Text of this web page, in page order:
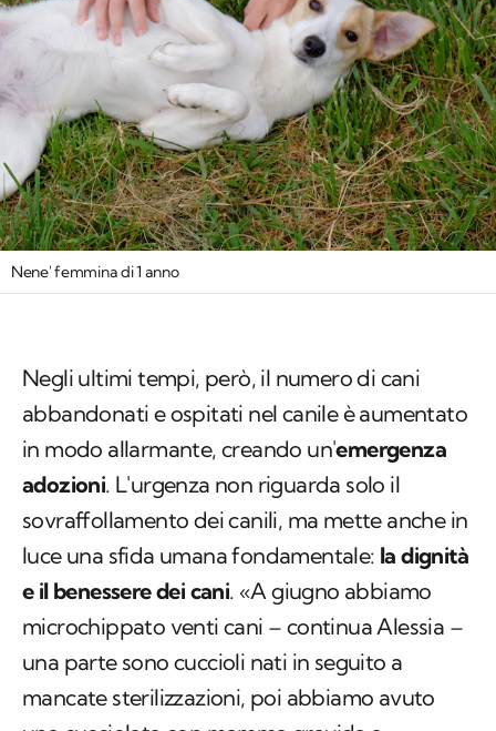
Nene' femmina di 1 anno
Negli ultimi tempi, però, il numero di cani
abbandonati e ospitati nel canile è aumentato
in modo allarmante, creando un'emergenza
adozioni. L'urgenza non riguarda solo il
sovraffollamento dei canili, ma mette anche in
luce una sfida umana fondamentale: la dignità
e il benessere dei cani. «A giugno abbiamo
microchippato venti cani – continua Alessia –
una parte sono cuccioli nati in seguito a
mancate sterilizzazioni, poi abbiamo avuto